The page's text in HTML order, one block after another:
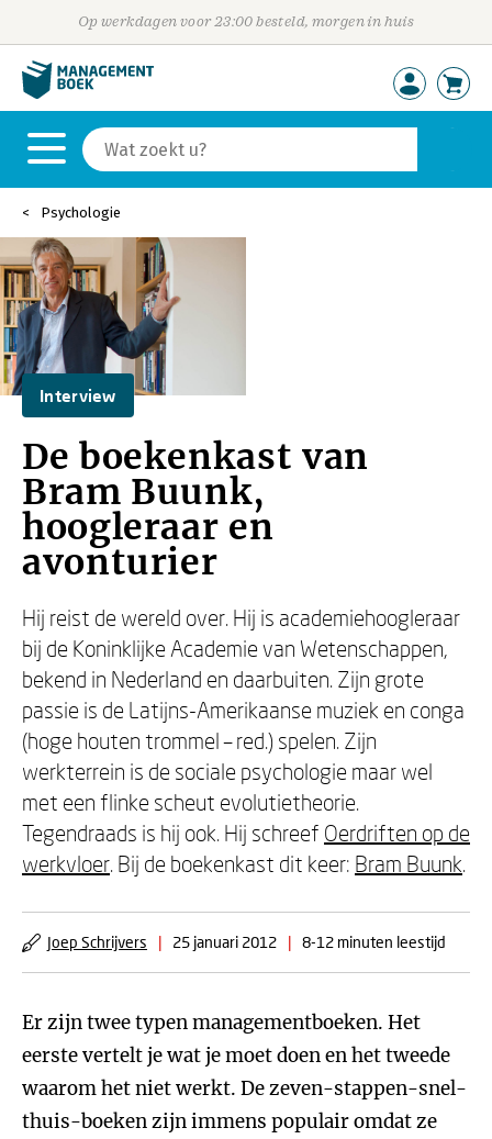
Op werkdagen voor 23:00 besteld, morgen in huis
Psychologie
Interview
De boekenkast van
Bram Buunk,
hoogleraar en
avonturier
Hij reist de wereld over. Hij is academiehoogleraar
bij de Koninklijke Academie van Wetenschappen,
bekend in Nederland en daarbuiten. Zijn grote
passie is de Latijns-Amerikaanse muziek en conga
(hoge houten trommel – red.) spelen. Zijn
werkterrein is de sociale psychologie maar wel
met een flinke scheut evolutietheorie.
Tegendraads is hij ook. Hij schreef Oerdriften op de
werkvloer. Bij de boekenkast dit keer: Bram Buunk.
Joep Schrijvers | 25 januari 2012 | 8-12 minuten leestijd
Er zijn twee typen managementboeken. Het
eerste vertelt je wat je moet doen en het tweede
waarom het niet werkt. De zeven-stappen-snel-
thuis-boeken zijn immens populair omdat ze